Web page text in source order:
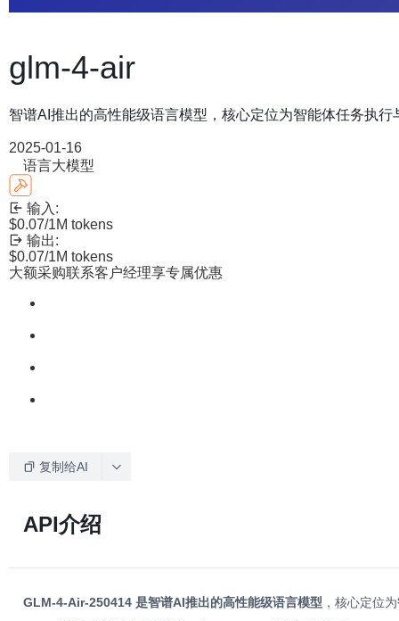
glm-4-air
智谱AI推出的高性能级语言模型，核心定位为智能体任务执
2025-01-16
语言大模型
输入:
$0.07/1M tokens
输出:
$0.07/1M tokens
大额采购联系客户经理享专属优惠
复制给AI
API介绍
GLM-4-Air-250414 是智谱AI推出的高性能级语言模型 ，核心定位为